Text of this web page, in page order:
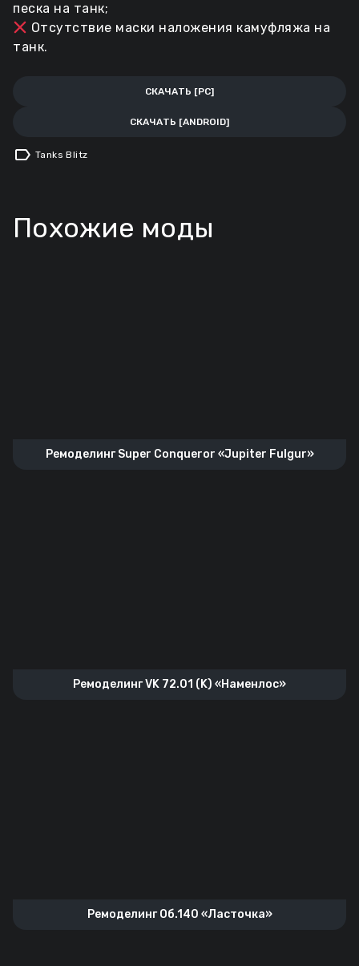
песка на танк;
Отсутствие маски наложения камуфляжа на
танк.
СКАЧАТЬ [PC]
СКАЧАТЬ [ANDROID]
label Tanks Blitz
Похожие моды
Ремоделинг Super Conqueror «Jupiter Fulgur»
Ремоделинг VK 72.01 (K) «Наменлос»
Ремоделинг Об.140 «Ласточка»